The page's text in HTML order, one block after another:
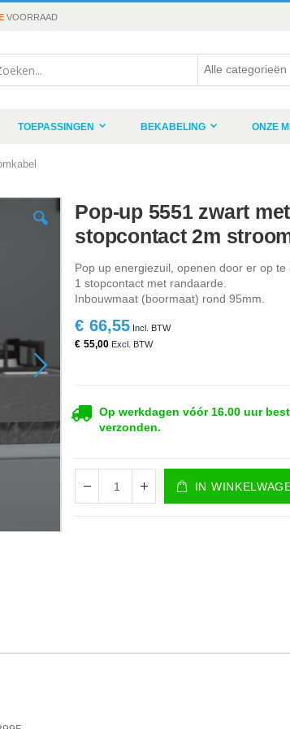
VOORRAAD
TOEPASSINGEN BEKABELING ONZE
Pop-up 5551 zwart
stopcontact 2m
Pop up energiezuil, openen door er op te
1 stopcontact met randaarde.
Inbouwmaat (boormaat) rond 95mm.
€ 66,55
€ 55,00
Op werkdagen vóór 16.00 uur
verzonden.
IN